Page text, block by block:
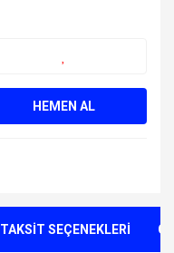
HEMEN AL
TAKSİT SEÇENEKLERİ